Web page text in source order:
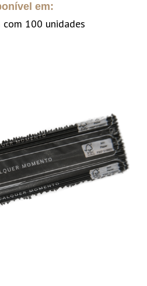
em:
com 100 unidades